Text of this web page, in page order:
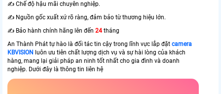
✍️ Chế độ hậu mãi chuyên nghiệp.
✍️ Nguồn gốc xuất xứ rõ ràng, đảm bảo từ thương hiệu lớn.
✍️ Bảo hành chính hãng lên đến 24 tháng
An Thành Phát tự hào là đối tác tin cậy trong lĩnh vực lắp đặt camera
KBVISION luôn ưu tiên chất lượng dịch vụ và sự hài lòng của khách
hàng, mang lại giải pháp an ninh tốt nhất cho gia đình và doanh
nghiệp. Dưới đây là thông tin liên hệ